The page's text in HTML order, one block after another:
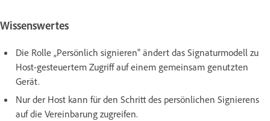
Wissenswertes
Die Rolle „Persönlich signieren" ändert das Signaturmodell zu
Host-gesteuertem Zugriff auf einem gemeinsam genutzten
Gerät.
Nur der Host kann für den Schritt des persönlichen Signierens
auf die Vereinbarung zugreifen.